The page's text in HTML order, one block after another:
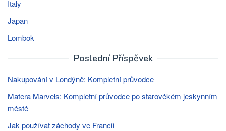
Italy
Japan
Lombok
Poslední Příspěvek
Nakupování v Londýně: Kompletní průvodce
Matera Marvels: Kompletní průvodce po starověkém jeskynním
městě
Jak používat záchody ve Francii